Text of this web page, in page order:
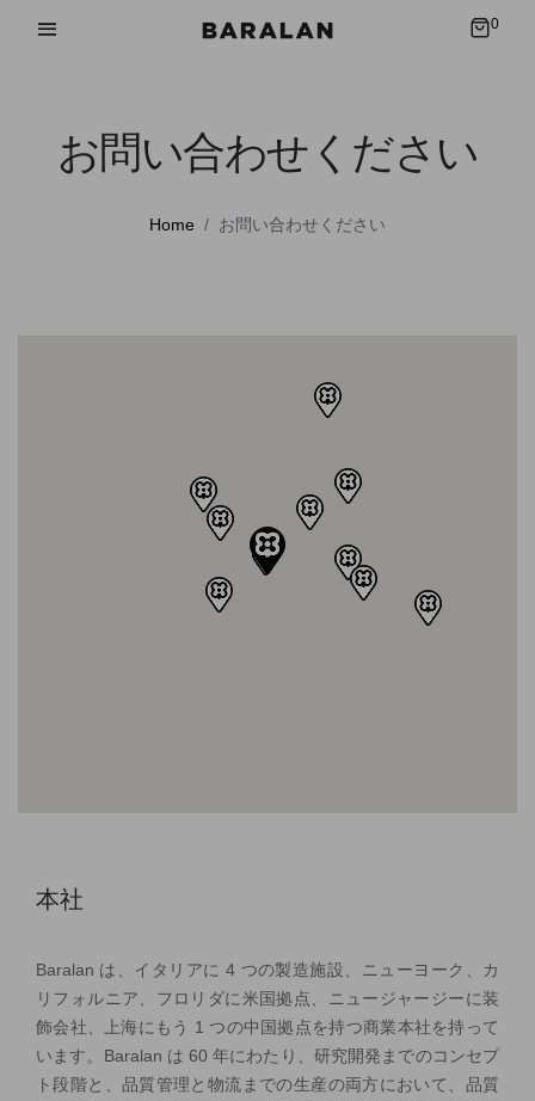
0
お問い合わせください
Home お問い合わせください
本社
Baralan は、イタリアに 4 つの製造施設、ニューヨーク、カ
リフォルニア、フロリダに米国拠点、ニュージャージーに装
飾会社、上海にもう 1 つの中国拠点を持つ商業本社を持って
います。Baralan は 60 年にわたり、研究開発までのコンセプ
ト段階と、品質管理と物流までの生産の両方において、品質